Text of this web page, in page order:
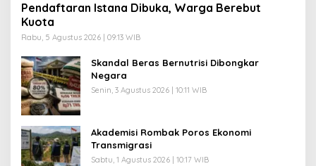
Pendaftaran Istana Dibuka, Warga Berebut
Kuota
Rabu, 5 Agustus 2026 | 09:13 WIB
Skandal Beras Bernutrisi Dibongkar
Negara
Senin, 3 Agustus 2026 | 10:11 WIB
Akademisi Rombak Poros Ekonomi
Transmigrasi
Sabtu, 1 Agustus 2026 | 10:17 WIB